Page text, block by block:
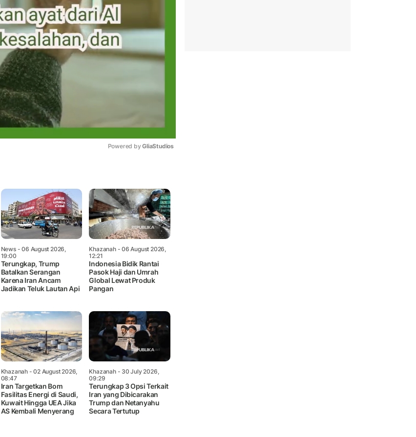
Powered by GliaStudios
News- 06 August 2026,
19:00
Terungkap, Trump
Batalkan Serangan
Karena Iran Ancam
Jadikan Teluk Lautan Api
Khazanah- 06 August 2026,
12:21
Indonesia Bidik Rantai
Pasok Haji dan Umrah
Global Lewat Produk
Pangan
Khazanah- 02 August 2026,
08:47
Iran Targetkan Bom
Fasilitas Energi di Saudi,
Kuwait Hingga UEA Jika
AS Kembali Menyerang
Khazanah- 30 July 2026,
09:29
Terungkap 3 Opsi Terkait
Iran yang Dibicarakan
Trump dan Netanyahu
Secara Tertutup